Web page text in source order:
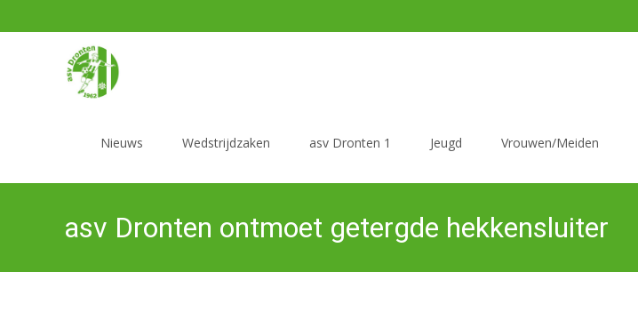
naar
inhoud
Nieuws Wedstrijdzaken asv Dronten 1 Jeugd Vrouwen/Meiden
asv Dronten ontmoet getergde hekkensluiter